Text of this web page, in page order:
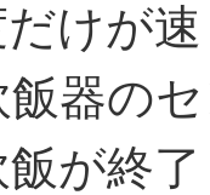
けが
器の
が終